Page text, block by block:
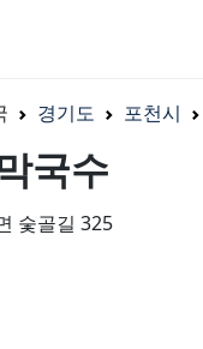
경기도 포천시
국수
숯골길 325